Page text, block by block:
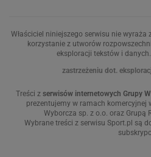
Właściciel niniejszego serwisu nie
korzystanie z utworów
eksploracji tekstów i
zastrzeżeniu dot.
Treści z serwisów internetowych Grupy
prezentujemy w ramach komercyjnej
Wyborcza sp. z o.o. oraz Grupą
Wybrane treści z serwisu Sport.pl są